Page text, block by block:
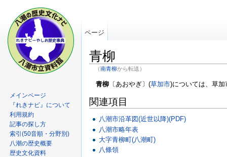
青柳
（南青柳から転送）
青柳 〔あおやぎ〕(草加市)については、草
関連項目
八潮市沿革図(近世以降)(PDF)
八潮市略年表
大字青柳町(八潮町)
八條領
ページ
メインページ
『れきナビ』について
利用規約
記事の探し方
索引(50音順・分野別)
八潮の歴史概要
歴史文化資料